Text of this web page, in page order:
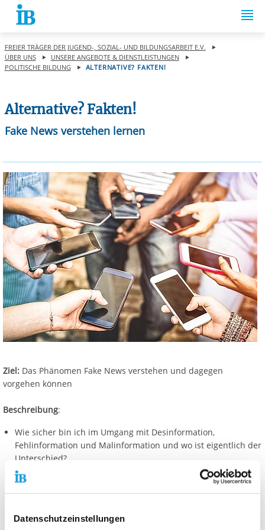
Datenschutzeinstellungen
Springe zum Inhalt
FREIER TRÄGER DER JUGEND-, SOZIAL- UND BILDUNGSARBEIT E.V.
ÜBER UNS
UNSERE ANGEBOTE & DIENSTLEISTUNGEN
POLITISCHE BILDUNG
ALTERNATIVE? FAKTEN!
Alternative? Fakten!
Fake News verstehen lernen
Ziel: Das Phänomen Fake News verstehen und dagegen
vorgehen können
Beschreibung:
Wie sicher bin ich im Umgang mit Desinformation,
Fehlinformation und Malinformation und wo ist eigentlich der
Unterschied?
Warum glauben Leute an Fake News bzw. wieso gibt es sie
überhaupt?
Welche Gefahren gehen von Fake News aus?